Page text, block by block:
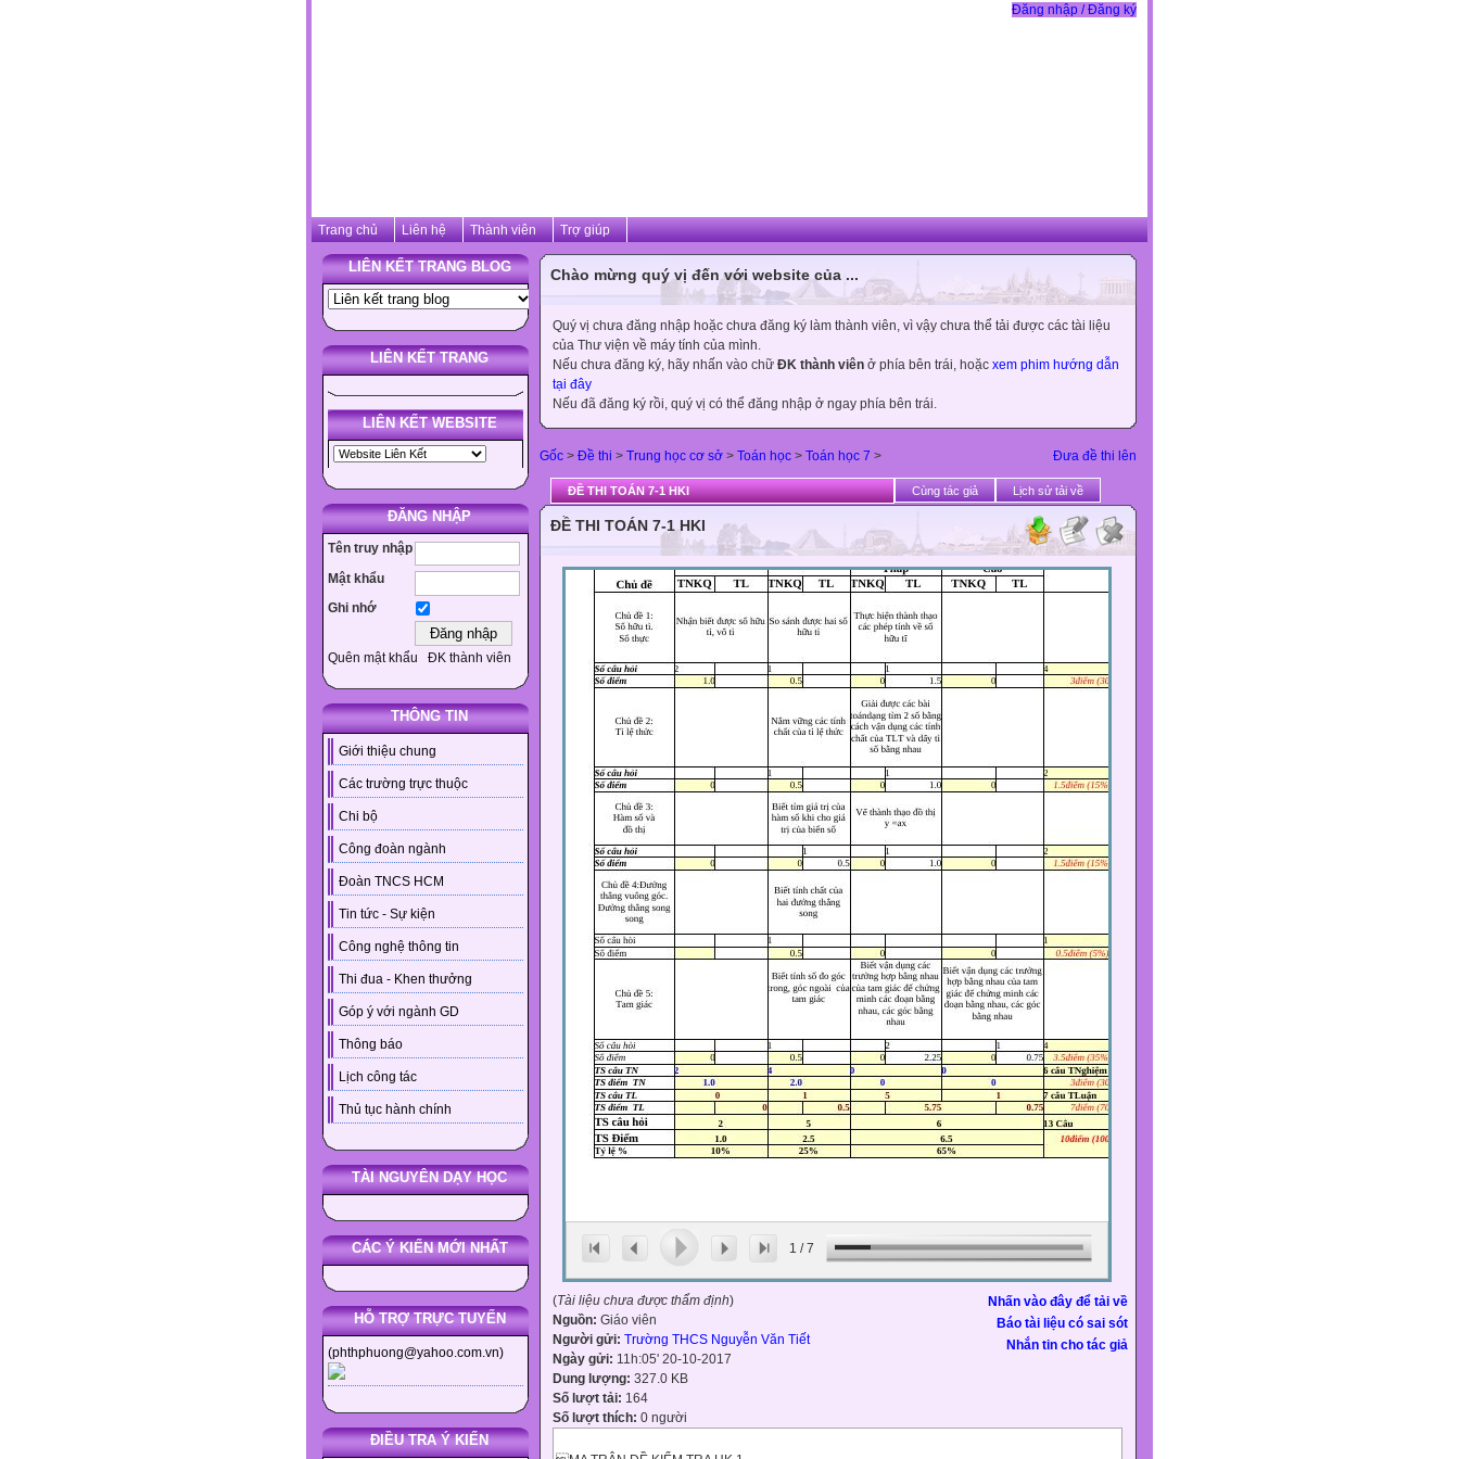
Đăng nhập / Đăng ký
Trang chủ Liên hệ Thành viên Trợ giúp
LIÊN KẾT TRANG BLOG
LIÊN KẾT TRANG
LIÊN KẾT WEBSITE
ĐĂNG NHẬP
Tên truy nhập
Mật khẩu
Ghi nhớ
Quên mật khẩu ĐK thành viên
THÔNG TIN
Giới thiệu chung
Các trường trực thuộc
Chi bộ
Công đoàn ngành
Đoàn TNCS HCM
Tin tức - Sự kiện
Công nghệ thông tin
Thi đua - Khen thưởng
Góp ý với ngành GD
Thông báo
Lịch công tác
Thủ tục hành chính
TÀI NGUYÊN DẠY HỌC
CÁC Ý KIẾN MỚI NHẤT
HỖ TRỢ TRỰC TUYẾN
(phthphuong@yahoo.com.vn)
ĐIỀU TRA Ý KIẾN
Chào mừng quý vị đến với website của ...
Quý vị chưa đăng nhập hoặc chưa đăng ký làm thành viên, vì vậy chưa thể tải được các tài liệu
của Thư viện về máy tính của mình.
Nếu chưa đăng ký, hãy nhấn vào chữ ĐK thành viên ở phía bên trái, hoặc xem phim hướng dẫn
tại đây
Nếu đã đăng ký rồi, quý vị có thể đăng nhập ở ngay phía bên trái.
Đưa đề thi lên
Gốc > Đề thi > Trung học cơ sở > Toán học > Toán học 7 >
ĐỀ THI TOÁN 7-1 HKI Cùng tác giả Lịch sử tải về
ĐỀ THI TOÁN 7-1 HKI
1 /7
Nhấn vào đây để tải về
Báo tài liệu có sai sót
Nhắn tin cho tác giả
(Tài liệu chưa được thẩm định)
Nguồn: Giáo viên
Người gửi: Trường THCS Nguyễn Văn Tiết
Ngày gửi: 11h:05' 20-10-2017
Dung lượng: 327.0 KB
Số lượt tải: 164
Số lượt thích: 0 người